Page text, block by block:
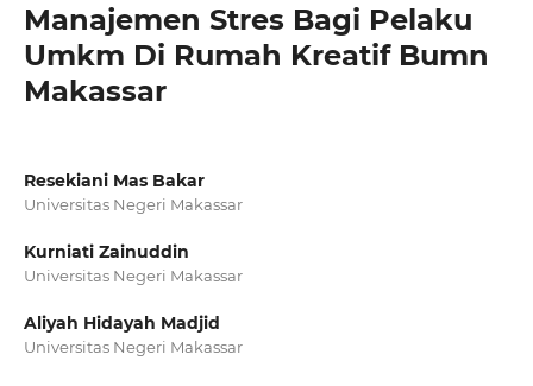
Manajemen Stres Bagi Pelaku
Umkm Di Rumah Kreatif Bumn
Makassar
Resekiani Mas Bakar
Universitas Negeri Makassar
Kurniati Zainuddin
Universitas Negeri Makassar
Aliyah Hidayah Madjid
Universitas Negeri Makassar